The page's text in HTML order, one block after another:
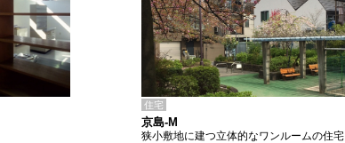
住宅
京島-M
狭小敷地に建つ立体的なワンルームの住宅